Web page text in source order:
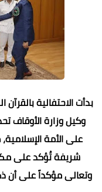
بدأت الاحتفالية
وكيل وزارة
على الأمة
شريفة تُؤكد على
وتعالى مؤكداً على أن